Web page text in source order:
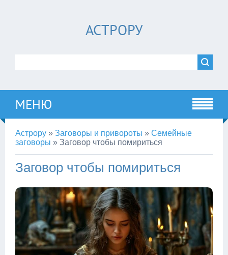
АСТРОРУ
МЕНЮ
Астрору » Заговоры и привороты » Семейные
заговоры » Заговор чтобы помириться
Заговор чтобы помириться